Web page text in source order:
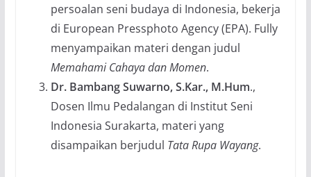
persoalan seni budaya di Indonesia, bekerja
di European Pressphoto Agency (EPA). Fully
menyampaikan materi dengan judul
Memahami Cahaya dan Momen.
Dr. Bambang Suwarno, S.Kar., M.Hum.,
Dosen Ilmu Pedalangan di Institut Seni
Indonesia Surakarta, materi yang
disampaikan berjudul Tata Rupa Wayang.